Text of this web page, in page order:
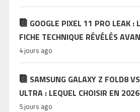
GOOGLE PIXEL 11 PRO LEAK :
FICHE TECHNIQUE RÉVÉLÉS
4 jours ago
SAMSUNG GALAXY Z FOLD8
ULTRA : LEQUEL CHOISIR EN 2026
5 jours ago